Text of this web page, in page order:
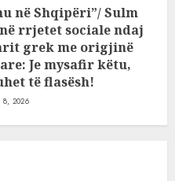
në Shqipëri”/ Sulm
rrjetet sociale ndaj
grek me origjinë
Je mysafir këtu,
të flasësh!
8, 2026